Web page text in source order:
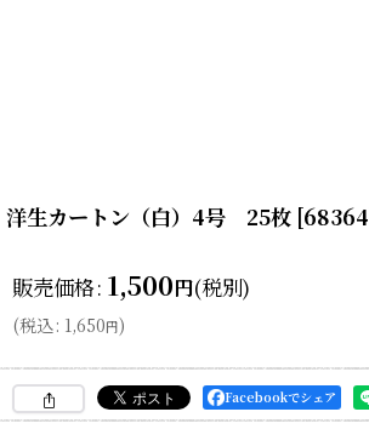
洋生カートン（白）4号 25枚 [68364
販売価格: 1,500円(税別)
(税込: 1,650円)
Facebookでシェア